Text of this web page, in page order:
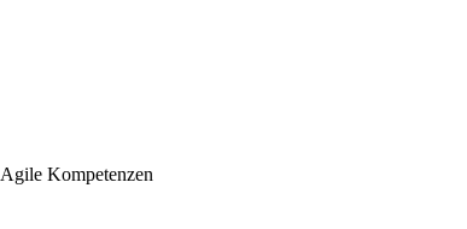
Agile Kompetenzen